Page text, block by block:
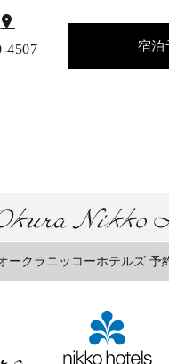
4507 宿泊
ークラニッコーホテルズ 予